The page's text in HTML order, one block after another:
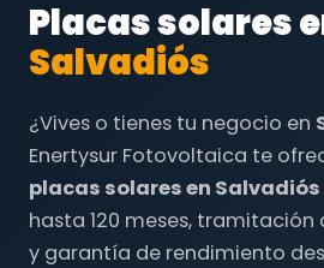
Placas solares
Salvadiós
¿Vives o tienes tu negocio en
Enertysur Fotovoltaica te
placas solares en Salvadiós
hasta 120 meses, tramitación
y garantía de rendimiento